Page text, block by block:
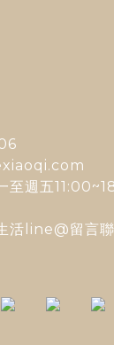
至週五
活line@留言